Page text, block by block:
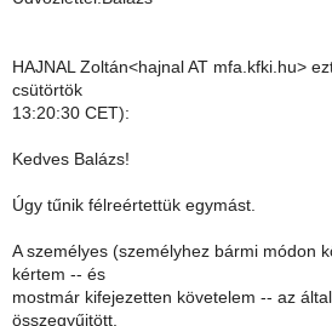
HAJNAL Zoltán<hajnal AT mfa.kfki.hu>
csütörtök
13:20:30 CET):
Kedves Balázs!
Úgy tűnik félreértettük egymást.
A személyes (személyhez bármi módon
kértem -- és
mostmár kifejezetten követelem -- az
összegyűjtött,